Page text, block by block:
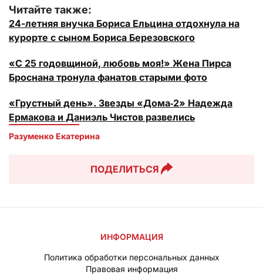
Читайте также:
24-летняя внучка Бориса Ельцина отдохнула на
курорте с сыном Бориса Березовского
«С 25 годовщиной, любовь моя!» Жена Пирса
Броснана тронула фанатов старыми фото
«Грустный день». Звезды «Дома‑2» Надежда
Ермакова и Даниэль Чистов развелись
Разуменко Екатерина
ПОДЕЛИТЬСЯ
ИНФОРМАЦИЯ
Политика обработки персональных данных
Правовая информация